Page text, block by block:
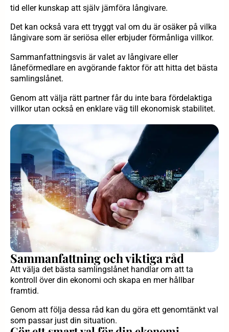
tid eller kunskap att själv jämföra långivare.
Det kan också vara ett tryggt val om du är osäker på vilka
långivare som är seriösa eller erbjuder förmånliga villkor.
Sammanfattningsvis är valet av långivare eller
låneförmedlare en avgörande faktor för att hitta det bästa
samlingslånet.
Genom att välja rätt partner får du inte bara fördelaktiga
villkor utan också en enklare väg till ekonomisk stabilitet.
Sammanfattning och viktiga råd
Att välja det bästa samlingslånet handlar om att ta
kontroll över din ekonomi och skapa en mer hållbar
framtid.
Genom att följa dessa råd kan du göra ett genomtänkt val
som passar just din situation.